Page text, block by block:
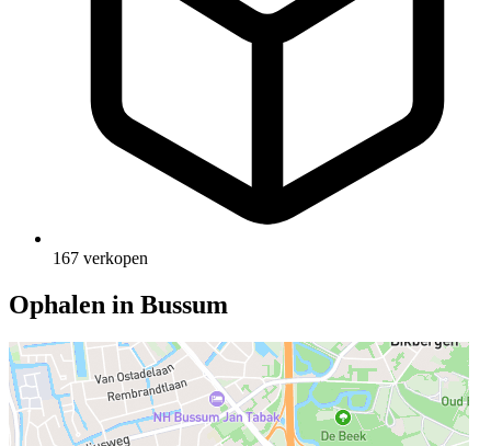
167 verkopen
Ophalen in Bussum